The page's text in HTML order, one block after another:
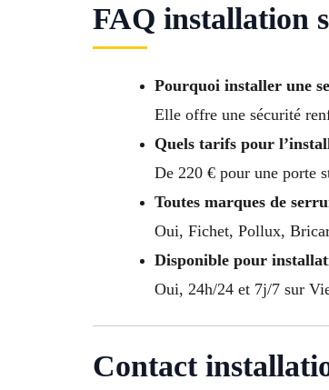
FAQ installation
Pourquoi installer une
Elle offre une sécurité
Quels tarifs pour
De 220 € pour une porte
Toutes marques de
Oui, Fichet, Pollux,
Disponible pour
Oui, 24h/24 et 7j/7 sur
Contact